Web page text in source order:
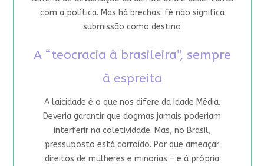
com a política. Mas há brechas: fé não significa
submissão como destino
A “teocracia à brasileira”, sempre
à espreita
A laicidade é o que nos difere da Idade Média.
Deveria garantir que dogmas jamais poderiam
interferir na coletividade. Mas, no Brasil,
pressuposto está corroído. Por que ameaçar
direitos de mulheres e minorias – e à própria